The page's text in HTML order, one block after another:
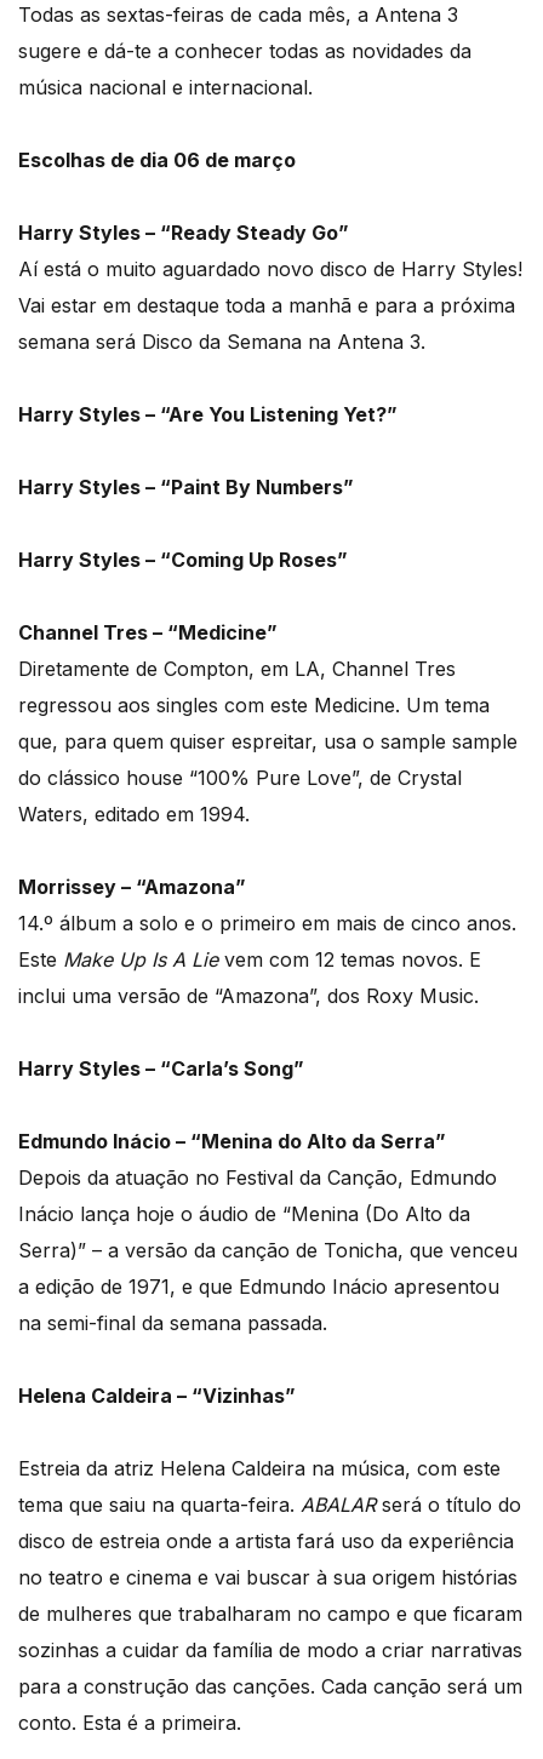
Todas as sextas-feiras de cada mês, a Antena 3
sugere e dá-te a conhecer todas as novidades da
música nacional e internacional.
Escolhas de dia 06 de março
Harry Styles – “Ready Steady Go”
Aí está o muito aguardado novo disco de Harry Styles!
Vai estar em destaque toda a manhã e para a próxima
semana será Disco da Semana na Antena 3.
Harry Styles – “Are You Listening Yet?”
Harry Styles – “Paint By Numbers”
Harry Styles – “Coming Up Roses”
Channel Tres – “Medicine”
Diretamente de Compton, em LA, Channel Tres
regressou aos singles com este Medicine. Um tema
que, para quem quiser espreitar, usa o sample sample
do clássico house “100% Pure Love”, de Crystal
Waters, editado em 1994.
Morrissey – “Amazona”
14.º álbum a solo e o primeiro em mais de cinco anos.
Este Make Up Is A Lievem com 12 temas novos. E
inclui uma versão de “Amazona”, dos Roxy Music.
Harry Styles – “Carla’s Song”
Edmundo Inácio – “Menina do Alto da Serra”
Depois da atuação no Festival da Canção, Edmundo
Inácio lança hoje o áudio de “Menina (Do Alto da
Serra)” – a versão da canção de Tonicha, que venceu
a edição de 1971, e que Edmundo Inácio apresentou
na semi-final da semana passada.
Helena Caldeira – “Vizinhas”
Estreia da atriz Helena Caldeira na música, com este
tema que saiu na quarta-feira. ABALARserá o título do
disco de estreia onde a artista fará uso da experiência
no teatro e cinema e vai buscar à sua origem histórias
de mulheres que trabalharam no campo e que ficaram
sozinhas a cuidar da família de modo a criar narrativas
para a construção das canções. Cada canção será um
conto. Esta é a primeira.